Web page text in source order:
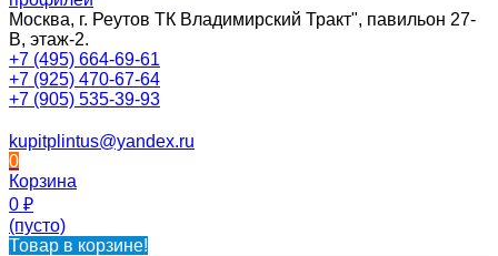
Москва, г. Реутов ТК Владимирский Тракт", павильон 27-
В, этаж-2.
+7 (495) 664-69-61
+7 (925) 470-67-64
+7 (905) 535-39-93
kupitplintus@yandex.ru
0
Корзина
0 ₽
(пусто)
Товар в корзине!